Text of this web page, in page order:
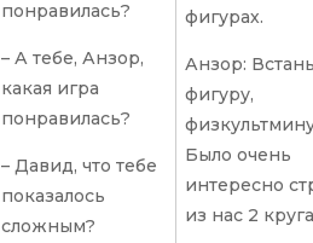
понравилась?
– А тебе, Анзор,
какая игра
понравилась?
– Давид, что тебе
показалось
сложным?
фигурах.
Анзор:
фигуру,
Было очень
интересно
из нас 2